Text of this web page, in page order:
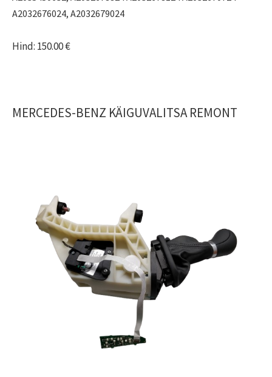
A2032676024, A2032679024
Hind: 150.00 €
MERCEDES-BENZ KÄIGUVALITSA REMONT